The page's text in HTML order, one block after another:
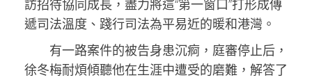
訪招待協同成長，盡力將這“第一窗口”打形成傳
遞司法溫度、踐行司法為平易近的暖和港灣。
有一路案件的被告身患沉痾，庭審停止后，
徐冬梅耐煩傾聽他在生涯中遭受的磨難，解答了